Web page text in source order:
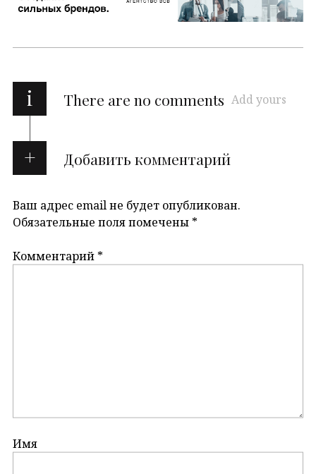
i There are no comments Add yours
Добавить комментарий
Ваш адрес email не будет опубликован.
Обязательные поля помечены *
Комментарий *
Имя